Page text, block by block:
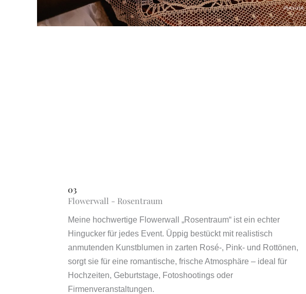
03
Flowerwall - Rosentraum
Meine hochwertige Flowerwall „Rosentraum“ ist ein echter
Hingucker für jedes Event. Üppig bestückt mit realistisch
anmutenden Kunstblumen in zarten Rosé-, Pink- und Rottönen,
sorgt sie für eine romantische, frische Atmosphäre – ideal für
Hochzeiten, Geburtstage, Fotoshootings oder
Firmenveranstaltungen.